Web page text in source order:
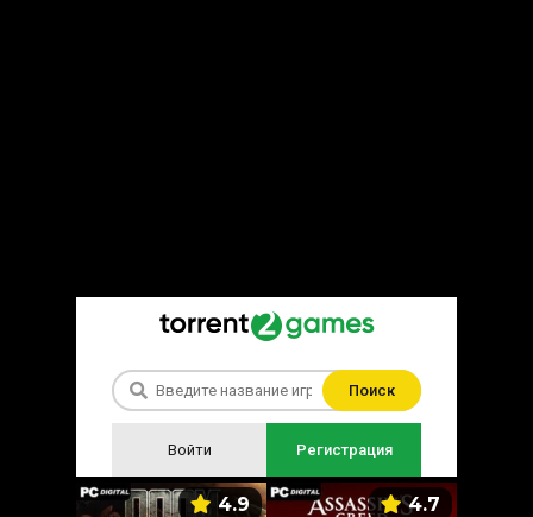
Поиск
Войти Регистрация
4.9 4.7